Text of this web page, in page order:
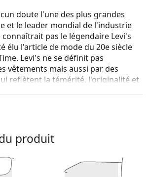
doute l'une des plus grandes
et le leader mondial de l'industrie
pas le légendaire Levi's
élu l'article de mode du 20e siècle
Levi's ne se définit pas
vêtements mais aussi par des
reflètent la témérité, l'originalité et
Levi's est unique et recherchée par
avez l'air avec ces lunettes grâce à
virtuel de Lentiamo.
de vue
produit